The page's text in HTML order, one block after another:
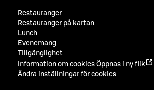
Restauranger
Restauranger på kartan
Lunch
Evenemang
Tillgänglighet
Information om cookies Öppnas i ny flik
Ändra inställningar för cookies